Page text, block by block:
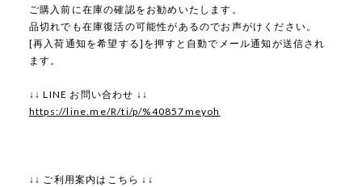
ご購入前に在庫の確認をお勧めいたします。
品切れでも在庫復活の可能性があるのでお声がけください。
[再入荷通知を希望する]を押すと自動でメール通知が送信され
ます。
↓↓ LINE お問い合わせ ↓↓
https://line.me/R/ti/p/%40857meyoh
↓↓ ご利用案内はこちら ↓↓